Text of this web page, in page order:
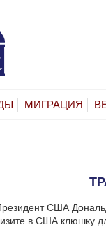
МИГРАЦИЯ
США
в США клюшку